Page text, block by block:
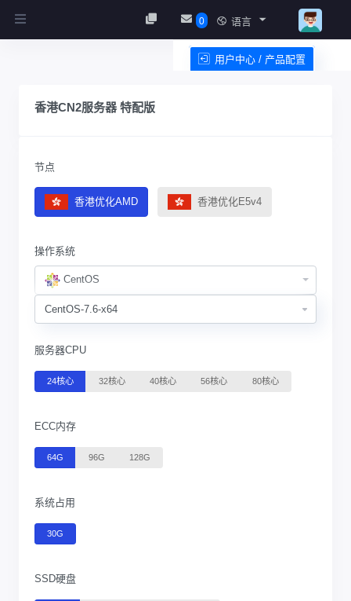
0 语言
用户中心 / 产品配置
香港CN2服务器 特配版
节点
香港优化AMD 香港优化E5v4
操作系统
CentOS
服务器CPU
24核心 32核心 40核心 56核心 80核心
ECC内存
64G 96G 128G
系统占用
30G
SSD硬盘